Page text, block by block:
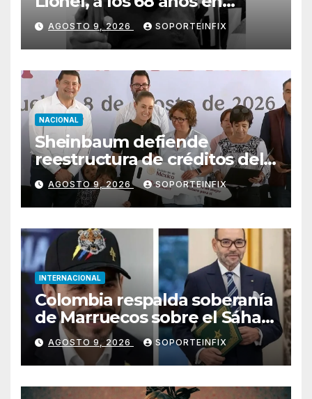
Rosario
AGOSTO 9, 2026 SOPORTEINFIX
NACIONAL
Sheinbaum defiende
reestructura de créditos del
Infonavit: “No desfalca al
instituto”
AGOSTO 9, 2026 SOPORTEINFIX
INTERNACIONAL
Colombia respalda soberanía
de Marruecos sobre el Sáhara
y busca TLC
AGOSTO 9, 2026 SOPORTEINFIX